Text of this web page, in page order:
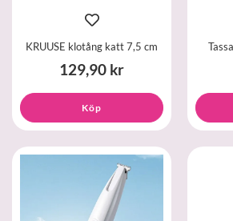
KRUUSE klotång katt 7,5 cm
129,90 kr
Köp